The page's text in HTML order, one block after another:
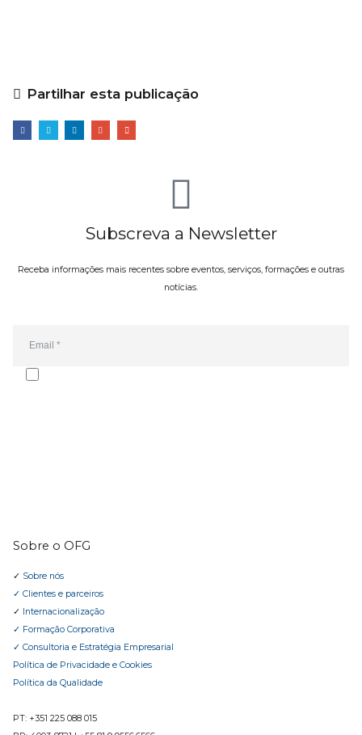
Partilhar esta publicação
Subscreva a Newsletter
Receba informações mais recentes sobre eventos, serviços, formações e outras
notícias.
Autorizo o envio da newsletter e de comunicações da Oporto Forte
Sobre o OFG
✓ Sobre nós
✓ Clientes e parceiros
✓ Internacionalização
✓ Formação Corporativa
✓ Consultoria e Estratégia Empresarial
Política de Privacidade e Cookies
Política da Qualidade
PT: +351 225 088 015